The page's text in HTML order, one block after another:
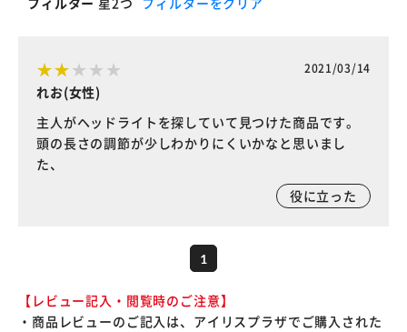
2021/03/14
れお(女性)
主人がヘッドライトを探していて見つけた商品です。
頭の長さの調節が少しわかりにくいかなと思いまし
た、
役に立った
1
【レビュー記入・閲覧時のご注意】
・商品レビューのご記入は、アイリスプラザでご購入された